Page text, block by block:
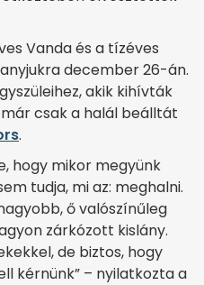
Vanda és a tízéves
december 26-án.
akik kihívták
csak a halál beálltát
.
hogy mikor megyünk
tudja, mi az: meghalni.
ő valószínűleg
zárkózott kislány.
de biztos, hogy
kérnünk” – nyilatkozta a